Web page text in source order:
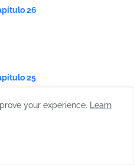
26
25
your experience.
Learn